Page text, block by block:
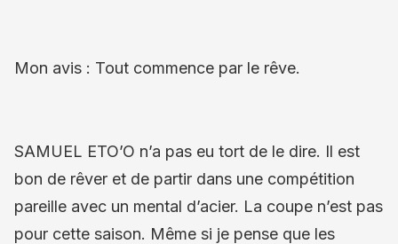
Mon avis : Tout commence par le rêve.
SAMUEL ETO’O n’a pas eu tort de le dire. Il est
bon de rêver et de partir dans une compétition
pareille avec un mental d’acier. La coupe n’est pas
pour cette saison. Même si je pense que les